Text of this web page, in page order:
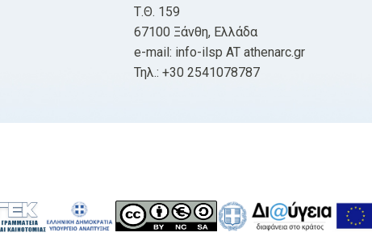
Τ.Θ. 159
67100 Ξάνθη, Ελλάδα
e-mail: info-ilsp AT athenarc.gr
Τηλ.: +30 2541078787